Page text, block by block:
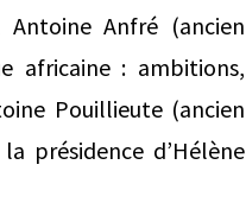
Anfré (ancien
africaine : ambitions,
Pouillieute (ancien
présidence d’Hélène